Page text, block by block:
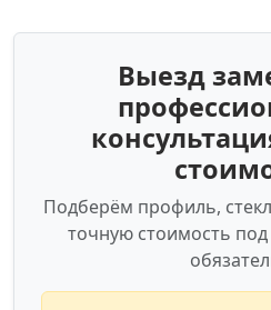
Выезд
Подберём профиль,
точную стоимость